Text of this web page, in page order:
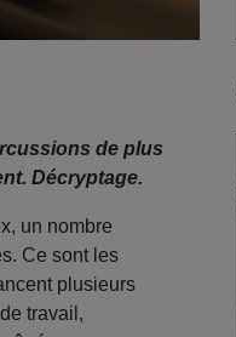
de plus
Décryptage.
un nombre
Ce sont les
plusieurs
travail,